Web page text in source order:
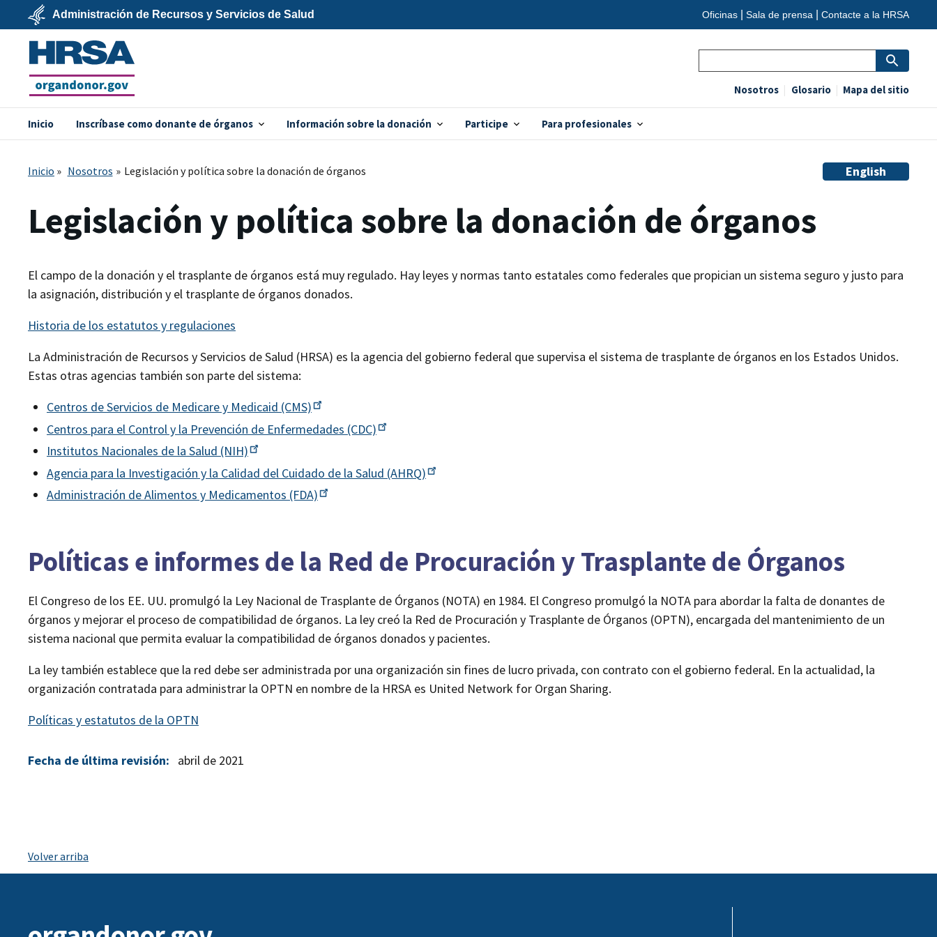
main
contentU.S.
Department
of
Health
Human
Services
Administración de Recursos y Servicios de Salud Oficinas Sala de prensa Contacte a la HRSA
organdonor.gov
Inicio Inscríbase como donante de órganos Información sobre la donación Participe Para profesionales
Nosotros Glosario Mapa del sitio
Inicio Nosotros Legislación y política sobre la donación de órganos English
Legislación y política sobre la donación de órganos
El campo de la donación y el trasplante de órganos está muy regulado. Hay leyes y normas tanto estatales como federales que propician un sistema seguro y justo para
la asignación, distribución y el trasplante de órganos donados.
Historia de los estatutos y regulaciones
La Administración de Recursos y Servicios de Salud (HRSA) es la agencia del gobierno federal que supervisa el sistema de trasplante de órganos en los Estados Unidos.
Estas otras agencias también son parte del sistema:
Centros de Servicios de Medicare y Medicaid (CMS)
Centros para el Control y la Prevención de Enfermedades (CDC)
Institutos Nacionales de la Salud (NIH)
Agencia para la Investigación y la Calidad del Cuidado de la Salud (AHRQ)
Administración de Alimentos y Medicamentos (FDA)
Políticas e informes de la Red de Procuración y Trasplante de Órganos
El Congreso de los EE. UU. promulgó la Ley Nacional de Trasplante de Órganos (NOTA) en 1984. El Congreso promulgó la NOTA para abordar la falta de donantes de
órganos y mejorar el proceso de compatibilidad de órganos. La ley creó la Red de Procuración y Trasplante de Órganos (OPTN), encargada del mantenimiento de un
sistema nacional que permita evaluar la compatibilidad de órganos donados y pacientes.
La ley también establece que la red debe ser administrada por una organización sin fines de lucro privada, con contrato con el gobierno federal. En la actualidad, la
organización contratada para administrar la OPTN en nombre de la HRSA es United Network for Organ Sharing.
Políticas y estatutos de la OPTN
Fecha de última revisión: abril de 2021
Volver arriba